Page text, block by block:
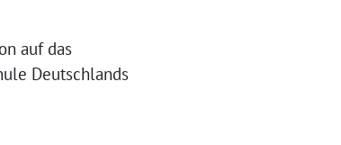
auf das
Deutschlands